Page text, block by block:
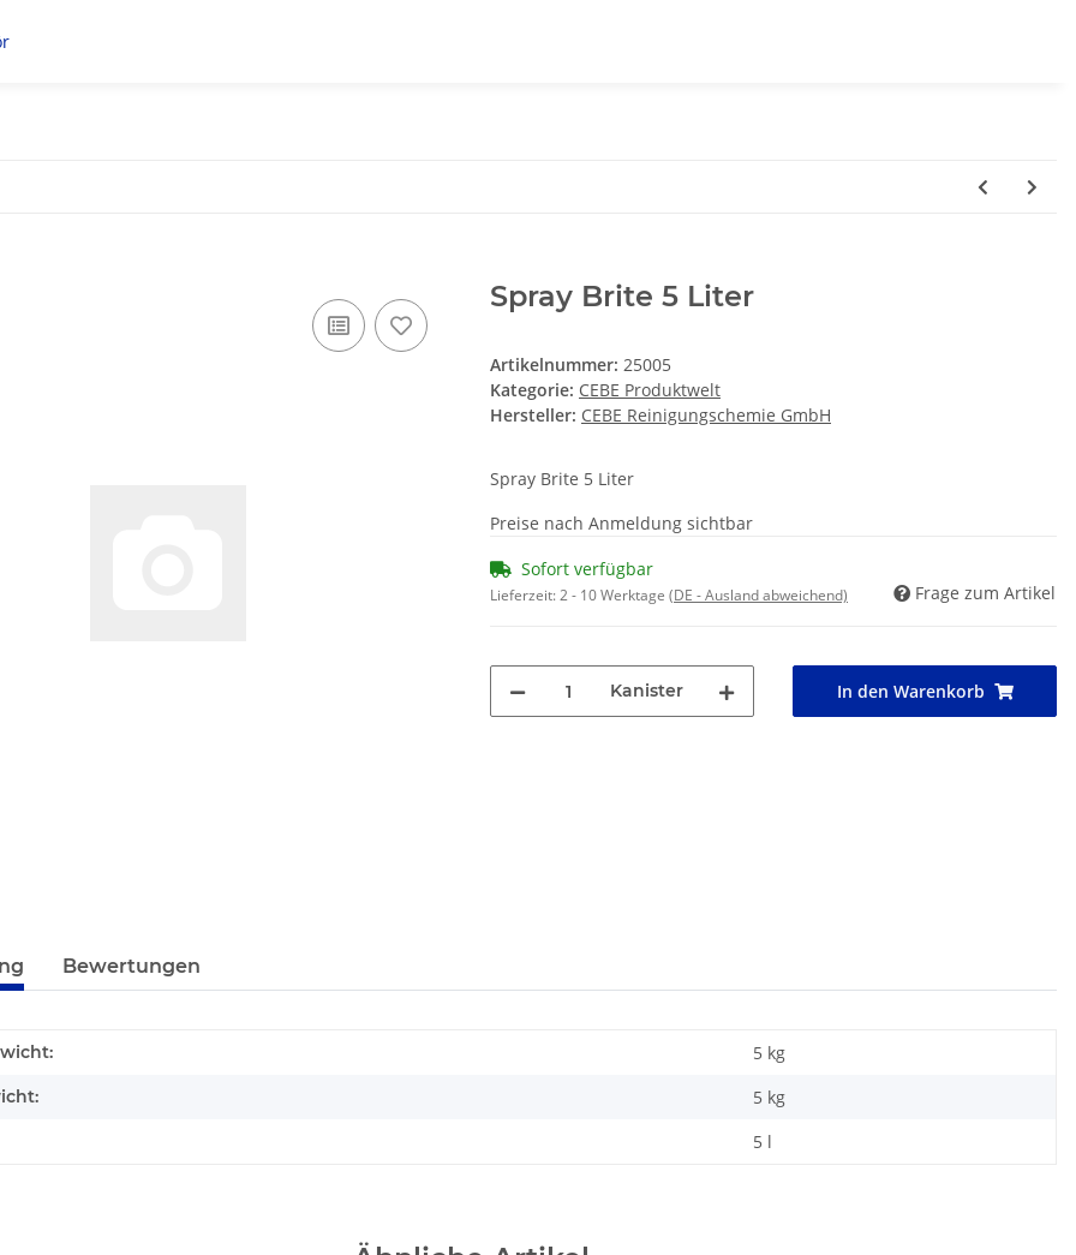
Spray Brite 5 Liter
Artikelnummer: 25005
Kategorie: CEBE Produktwelt
Hersteller: CEBE Reinigungschemie GmbH
Spray Brite 5 Liter
Preise nach Anmeldung sichtbar
Sofort verfügbar
Lieferzeit:2 - 10 Werktage (DE - Ausland abweichend) Frage zum Artikel
Kanister In den Warenkorb
Bewertungen
5 kg
5 kg
5 l